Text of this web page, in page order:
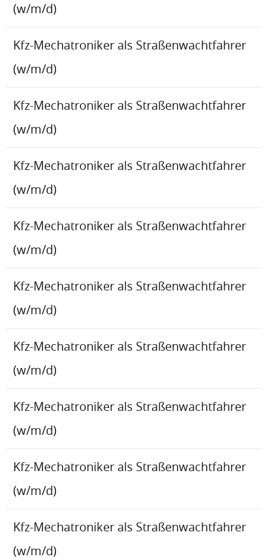
(w/m/d)
Kfz-Mechatroniker als Straßenwachtfahrer
(w/m/d)
Kfz-Mechatroniker als Straßenwachtfahrer
(w/m/d)
Kfz-Mechatroniker als Straßenwachtfahrer
(w/m/d)
Kfz-Mechatroniker als Straßenwachtfahrer
(w/m/d)
Kfz-Mechatroniker als Straßenwachtfahrer
(w/m/d)
Kfz-Mechatroniker als Straßenwachtfahrer
(w/m/d)
Kfz-Mechatroniker als Straßenwachtfahrer
(w/m/d)
Kfz-Mechatroniker als Straßenwachtfahrer
(w/m/d)
Kfz-Mechatroniker als Straßenwachtfahrer
(w/m/d)